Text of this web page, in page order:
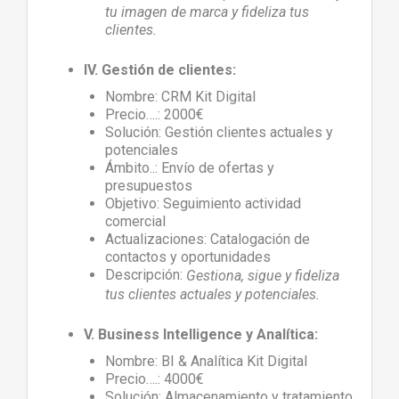
tu imagen de marca y fideliza tus
clientes.
IV. Gestión de clientes:
Nombre: CRM Kit Digital
Precio….: 2000€
Solución: Gestión clientes actuales y
potenciales
Ámbito..: Envío de ofertas y
presupuestos
Objetivo: Seguimiento actividad
comercial
Actualizaciones: Catalogación de
contactos y oportunidades
Descripción: Gestiona, sigue y fideliza
tus clientes actuales y potenciales.
V. Business Intelligence y Analítica:
Nombre: BI & Analítica Kit Digital
Precio….: 4000€